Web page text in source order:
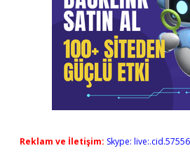
Reklam ve İletişim: Skype: